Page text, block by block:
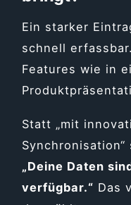
Ein starker
schnell
Features wie in
Statt „mit
„Deine Daten
verfügbar.“ Das